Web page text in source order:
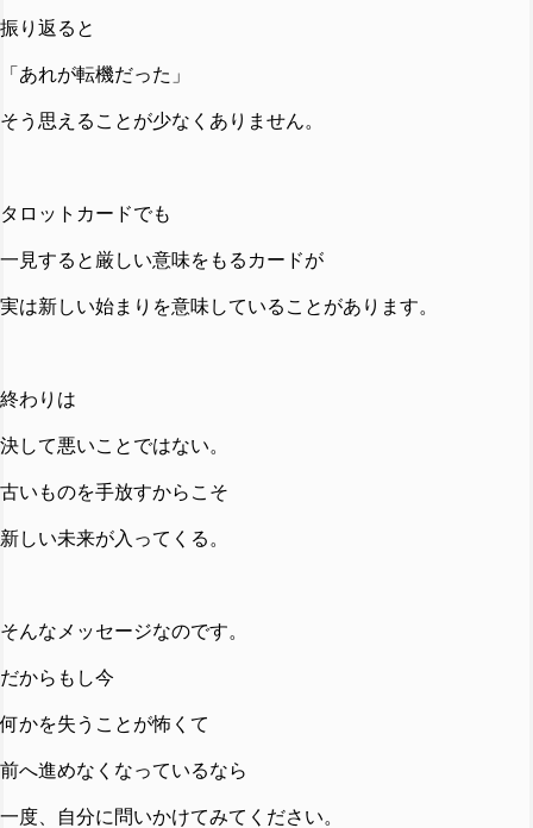
振り返ると
「あれが転機だった」
そう思えることが少なくありません。
タロットカードでも
一見すると厳しい意味をもるカードが
実は新しい始まりを意味していることがあります。
終わりは
決して悪いことではない。
古いものを手放すからこそ
新しい未来が入ってくる。
そんなメッセージなのです。
だからもし今
何かを失うことが怖くて
前へ進めなくなっているなら
一度、自分に問いかけてみてください。